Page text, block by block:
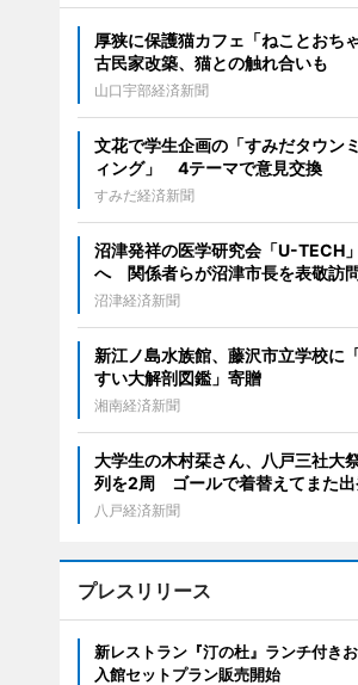
厚狭に保護猫カフェ「ねことおち
古民家改築、猫との触れ合いも
山口宇部経済新聞
文花で学生企画の「すみだタウン
ィング」 4テーマで意見交換
すみだ経済新聞
沼津発祥の医学研究会「U-TECH
へ 関係者らが沼津市長を表敬訪
沼津経済新聞
新江ノ島水族館、藤沢市立学校に
すい大解剖図鑑」寄贈
湘南経済新聞
大学生の木村栞さん、八戸三社大
列を2周 ゴールで着替えてまた出
八戸経済新聞
プレスリリース
新レストラン『汀の杜』ランチ付き
入館セットプラン販売開始